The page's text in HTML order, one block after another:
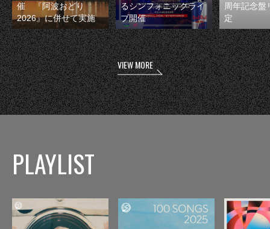
催 『阿波おどり
2026』に併せて実施
るシンフォニックライ
ブ開催
周年記念盤
定
VIEW MORE
PLAYLIST